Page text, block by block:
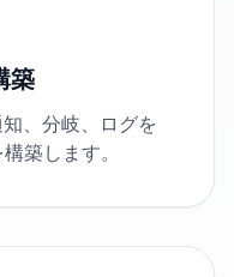
築
、分岐、ログを
築します。